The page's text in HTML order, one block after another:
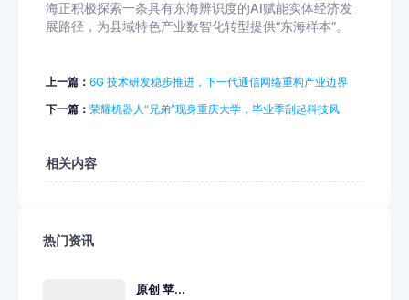
海正积极探索一条具有东海辨识度的AI赋能实体经济发
展路径，为县域特色产业数智化转型提供“东海样本”。
上一篇： 6G 技术研发稳步推进，下一代通信网络重构产业边界
下一篇： 荣耀机器人“兄弟”现身重庆大学，毕业季刮起科技风
相关内容
热门资讯
原创 苹...